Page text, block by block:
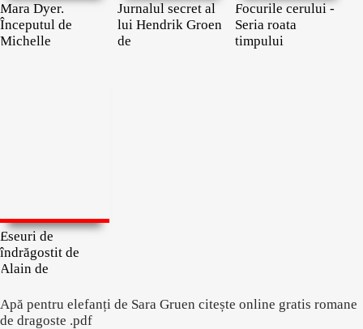
Mara Dyer.
Începutul de
Michelle
Jurnalul secret al
lui Hendrik Groen
de
Focurile cerului -
Seria roata
timpului
Eseuri de
îndrăgostit de
Alain de
Apă pentru elefanți de Sara Gruen citește online gratis romane
de dragoste .pdf